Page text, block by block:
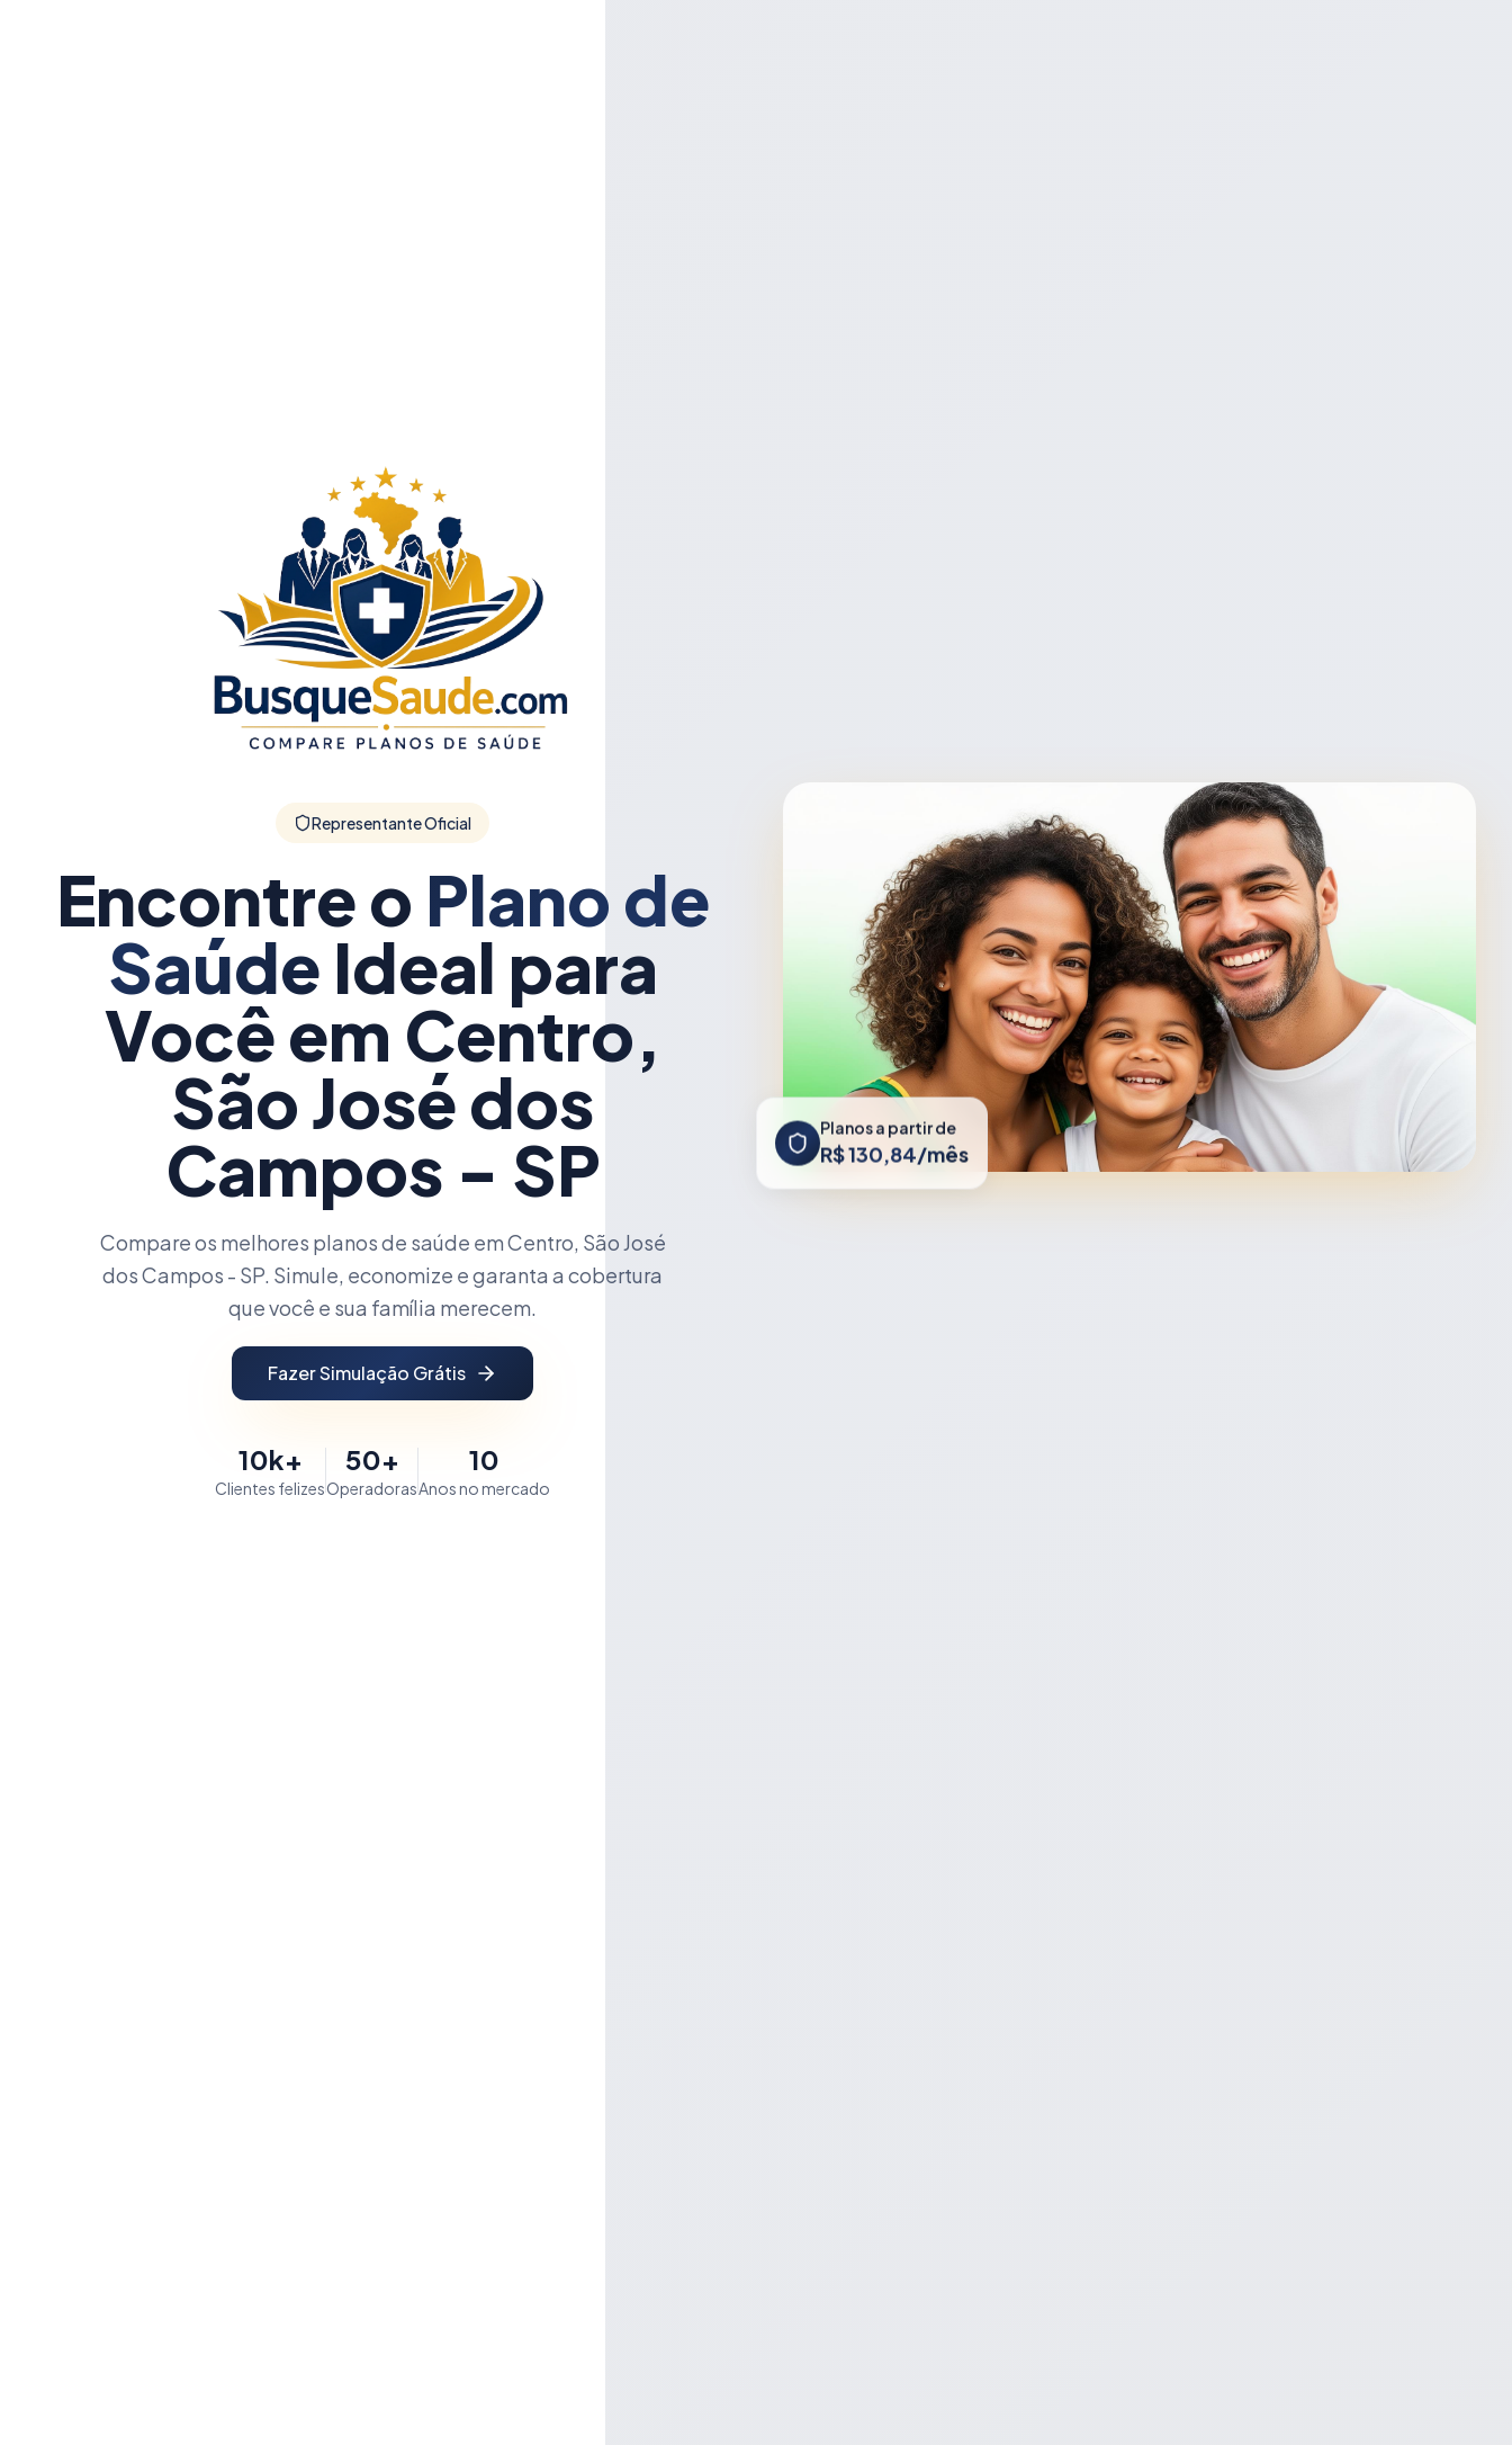
Representante Oficial
Encontre o Plano de
Saúde Ideal para
Vocêem Centro,
São José dos
Campos - SP
Compare os melhores planos de saúde em Centro, São José
dos Campos - SP. Simule, economize e garanta a cobertura
que você e sua família merecem.
Fazer Simulação Grátis
10k+
Clientes felizes
50+
Operadoras
10
Anos no mercado
Planos a partir de
R$ 130,84/mês